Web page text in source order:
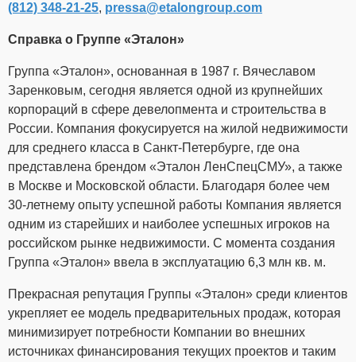
(812) 348-21-25, pressa@etalongroup.com
Справка о Группе «Эталон»
Группа «Эталон», основанная в 1987 г. Вячеславом
Заренковым, сегодня является одной из крупнейших
корпораций в сфере девелопмента и строительства в
России. Компания фокусируется на жилой недвижимости
для среднего класса в Санкт-Петербурге, где она
представлена брендом «Эталон ЛенСпецСМУ», а также
в Москве и Московской области. Благодаря более чем
30-летнему опыту успешной работы Компания является
одним из старейших и наиболее успешных игроков на
российском рынке недвижимости. С момента создания
Группа «Эталон» ввела в эксплуатацию 6,3 млн кв. м.
Прекрасная репутация Группы «Эталон» среди клиентов
укрепляет ее модель предварительных продаж, которая
минимизирует потребности Компании во внешних
источниках финансирования текущих проектов и таким